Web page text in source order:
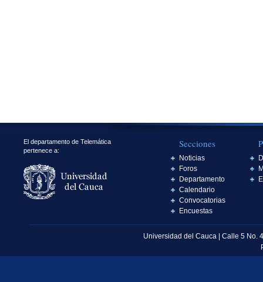
El departamento de Telemática
pertenece a:
Secciones
Noticias
Foros
Departamento
Calendario
Convocatorias
Encuestas
Universidad del Cauca | Calle 5 No.